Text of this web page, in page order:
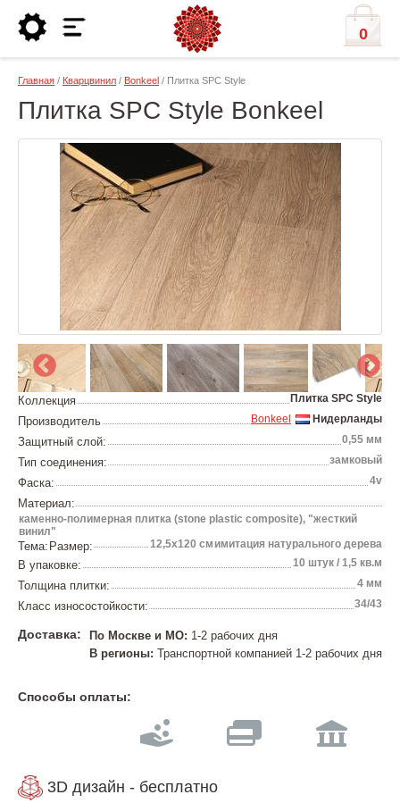
0
Главная / Кварцвинил / Bonkeel / Плитка SPC Style
Плитка SPC Style Bonkeel
Коллекция Плитка SPC Style
Производитель Нидерланды
Bonkeel
Защитный слой: 0,55 мм
Тип соединения: замковый
Фаска: 4v
Материал:
каменно-полимерная плитка (stone plastic composite), "жесткий
винил"
Тема: имитация натурального дерева
Размер: 12,5х120 см
В упаковке: 10 штук / 1,5 кв.м
Толщина плитки: 4 мм
Класс износостойкости: 34/43
Доставка: По Москве и МО: 1-2 рабочих дня
В регионы: Транспортной компанией 1-2 рабочих дня
Способы оплаты:
3D дизайн - бесплатно